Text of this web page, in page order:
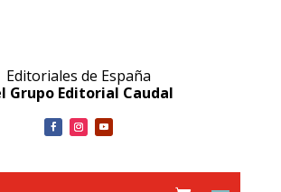
Editoriales de España
Grupo Editorial Caudal